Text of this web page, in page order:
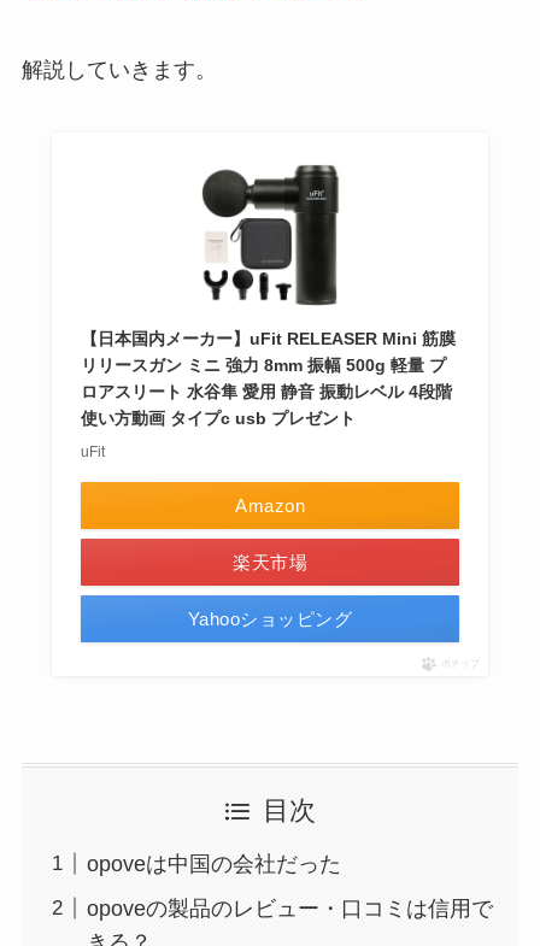
解説していきます。
【日本国内メーカー】uFit RELEASER Mini 筋膜
リリースガン ミニ 強力 8mm 振幅 500g 軽量 プ
ロアスリート 水谷隼 愛用 静音 振動レベル 4段階
使い方動画 タイプc usb プレゼント
uFit
Amazon
楽天市場
Yahooショッピング
ポチップ
目次
opoveは中国の会社だった
opoveの製品のレビュー・口コミは信用で